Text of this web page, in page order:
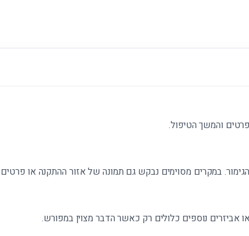
והמשך הטיפול.
במקרים מסוימים נבקש גם תמונה של אזור ההתקנה או פרטים
נוספים כלולים רק כאשר הדבר מצוין במפורש.